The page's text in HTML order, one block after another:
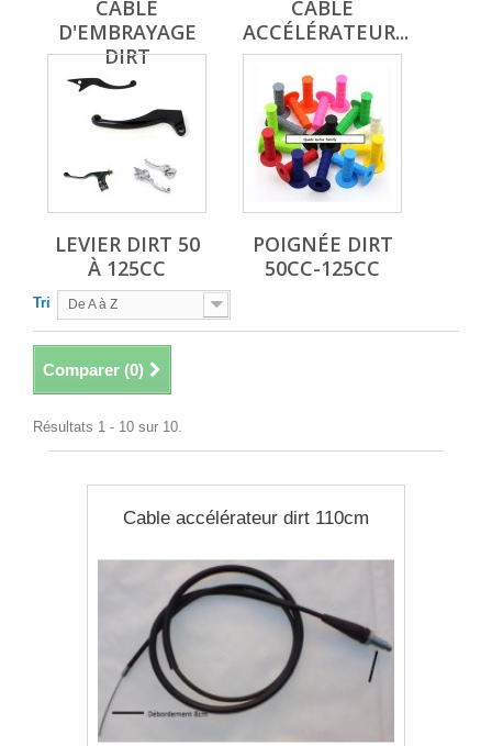
CABLE
D'EMBRAYAGE
DIRT
CABLE
ACCÉLÉRATEUR...
LEVIER DIRT 50
À 125CC
POIGNÉE DIRT
50CC-125CC
Tri De A à Z
Comparer (0)
Résultats 1 - 10 sur 10.
Cable accélérateur dirt 110cm